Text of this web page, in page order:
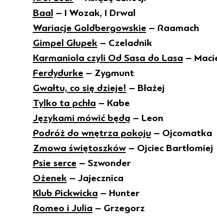
Baal – I Wozak, I Drwal
Wariacje Goldbergowskie – Raamach
Gimpel Głupek – Czeladnik
Karmaniola czyli Od Sasa do Lasa –
Ferdydurke – Zygmunt
Gwałtu, co się dzieje! – Błażej
Tylko ta pchła – Kabe
Językami mówić będą – Leon
Podróż do wnętrza pokoju – Ojcomatka
Zmowa świętoszków – Ojciec Bartłomiej
Psie serce – Szwonder
Ożenek – Jajecznica
Klub Pickwicka – Hunter
Romeo i Julia – Grzegorz